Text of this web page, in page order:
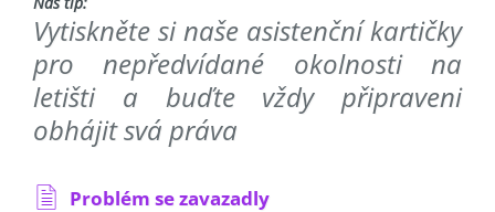
Vytiskněte si naše asistenční kartičky
pro nepředvídané okolnosti na
letišti a buďte vždy připraveni
obhájit svá práva
Problém se zavazadly